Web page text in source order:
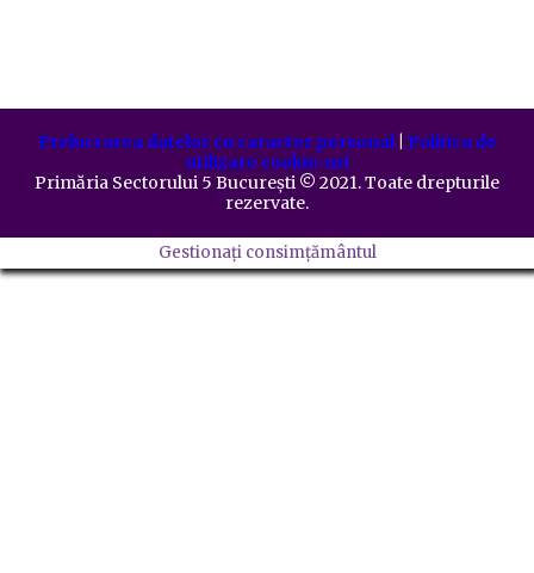
Prelucrarea datelor cu caracter personal| Politica de
utilizare cookie-uri
Primăria Sectorului 5 București ©️ 2021. Toate drepturile
rezervate.
Gestionați consimțământul